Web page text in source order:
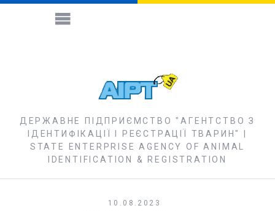
ДЕРЖАВНЕ ПІДПРИЄМСТВО "АГЕНТСТВО З
ІДЕНТИФІКАЦІЇ І РЕЄСТРАЦІЇ ТВАРИН" |
STATE ENTERPRISE AGENCY OF ANIMAL
IDENTIFICATION & REGISTRATION
10.08.2023